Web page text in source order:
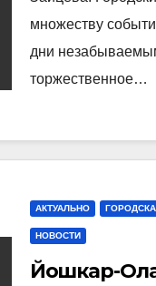
множеству
дни
торжественное…
АКТУАЛЬНО
НОВОСТИ
Йошкар-